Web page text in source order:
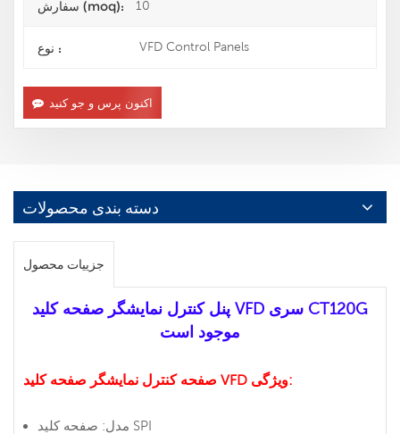
سفارش (moq): 10
نوع : VFD Control Panels
اکنون پرس و جو کنید
دسته بندی محصولات
جزییات محصول
پنل کنترل نمایشگر صفحه کلید VFD سری CT120G
موجود است
صفحه کنترل نمایشگر صفحه کلید VFD ویژگی:
مدل: صفحه کلید SPI